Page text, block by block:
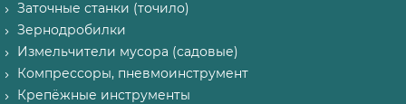
Заточные станки (точило)
Зернодробилки
Измельчители мусора (садовые)
Компрессоры, пневмоинструмент
Крепёжные инструменты